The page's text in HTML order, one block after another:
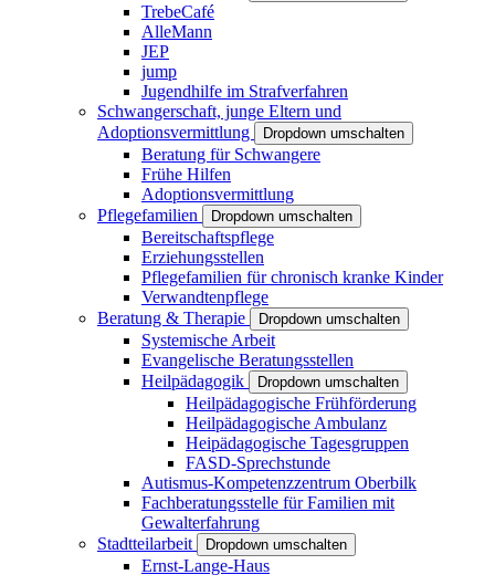
TrebeCafé
AlleMann
JEP
jump
Jugendhilfe im Strafverfahren
Schwangerschaft, junge Eltern und
Adoptionsvermittlung
Dropdown umschalten
Beratung für Schwangere
Frühe Hilfen
Adoptionsvermittlung
Pflegefamilien
Dropdown umschalten
Bereitschaftspflege
Erziehungsstellen
Pflegefamilien für chronisch kranke Kinder
Verwandtenpflege
Beratung & Therapie
Dropdown umschalten
Systemische Arbeit
Evangelische Beratungsstellen
Heilpädagogik
Dropdown umschalten
Heilpädagogische Frühförderung
Heilpädagogische Ambulanz
Heipädagogische Tagesgruppen
FASD-Sprechstunde
Autismus-Kompetenzzentrum Oberbilk
Fachberatungsstelle für Familien mit
Gewalterfahrung
Stadtteilarbeit
Dropdown umschalten
Ernst-Lange-Haus